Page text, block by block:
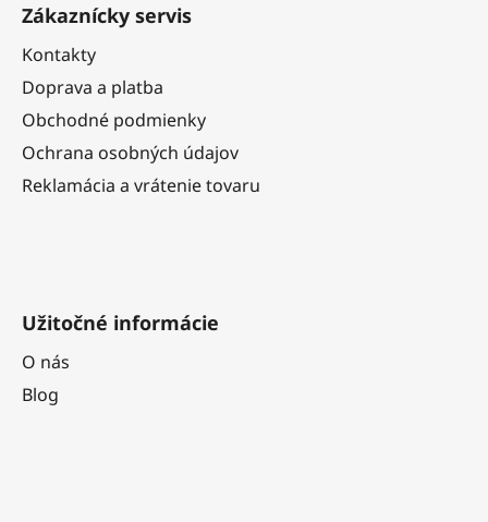
Zákaznícky servis
Kontakty
Doprava a platba
Obchodné podmienky
Ochrana osobných údajov
Reklamácia a vrátenie tovaru
Užitočné informácie
O nás
Blog